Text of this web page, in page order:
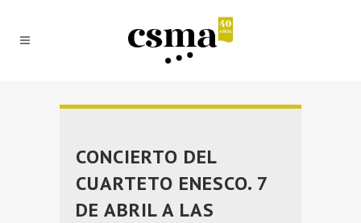
CONCIERTO DEL
CUARTETO ENESCO. 7
DE ABRIL A LAS